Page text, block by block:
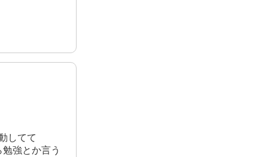
してて
強とか言う